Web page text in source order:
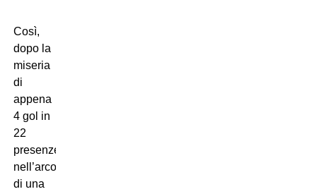
Così,
dopo la
miseria
di
appena
4 gol in
22
presenze
nell’arco
di una